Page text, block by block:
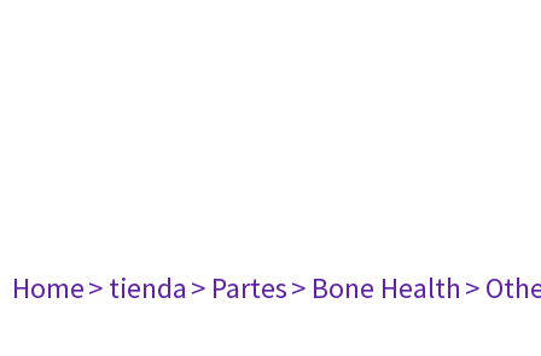
Home> tienda> Partes> Bone Health>